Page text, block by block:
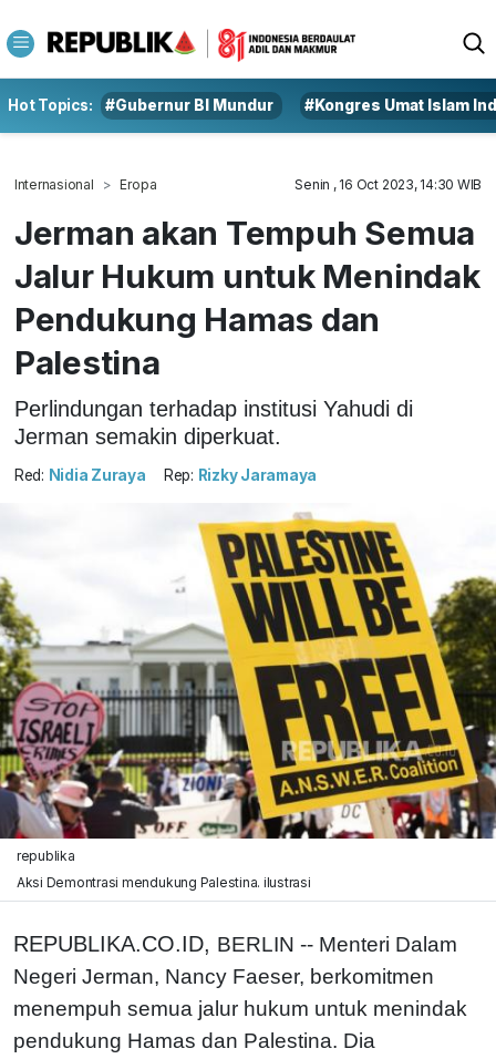
Hot Topics: #Gubernur BI Mundur #Kongres Umat Islam
Internasional Eropa Senin , 16 Oct 2023, 14:30 WIB
Jerman akan Tempuh Semua
Jalur Hukum untuk Menindak
Pendukung Hamas dan
Palestina
Perlindungan terhadap institusi Yahudi di
Jerman semakin diperkuat.
Red: Nidia Zuraya Rep: Rizky Jaramaya
republika
Aksi Demontrasi mendukung Palestina. ilustrasi
REPUBLIKA.CO.ID, BERLIN -- Menteri Dalam
Negeri Jerman, Nancy Faeser, berkomitmen
menempuh semua jalur hukum untuk menindak
pendukung Hamas dan Palestina. Dia